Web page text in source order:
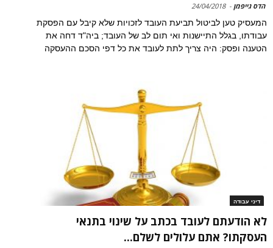
הדס גייפמן -
24/04/2018
המעסיק טען לביטול תביעת העובד לזכויות שלא קיבל עם הפסקת
עבודתו, בגלל התיישנות ואי תום לב של העובד; ביה"ד דחה את
הטענה ופסק: היה צריך לתת לעובד את כל דפי הסכם ההעסקה
דיני עבודה
לא הודעתם לעובד בכתב על שינוי בתנאי
העסקתו? אתם עלולים לשלם...